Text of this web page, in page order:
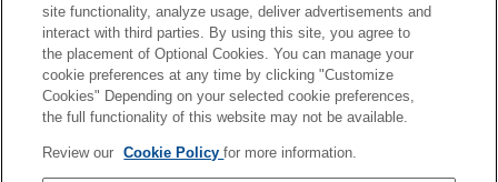
A fényképezőgép-beállítások módosítása
Okostelefonnal elérhető funkciók
Számítógép használata
A felhőszolgáltatás használata
site functionality, analyze usage, deliver advertisements and
interact with third parties. By using this site, you agree to
the placement of Optional Cookies. You can manage your
cookie preferences at any time by clicking "Customize
Cookies" Depending on your selected cookie preferences,
the full functionality of this website may not be available.
Review our Cookie Policyfor more information.